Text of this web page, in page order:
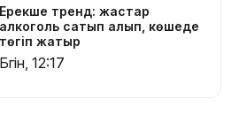
қолданғаны
видеоға
түсіп
қалды
Ерекше тренд: жастар
алкоголь сатып алып, көшеде
төгіп жатыр
Бүгін, 12:17